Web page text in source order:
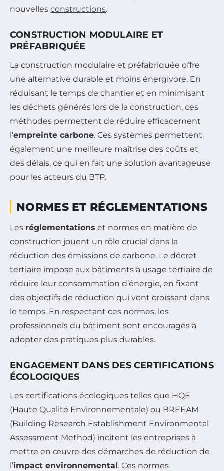
nouvelles constructions.
CONSTRUCTION MODULAIRE ET
PRÉFABRIQUÉE
La construction modulaire et préfabriquée offre
une alternative durable et moins énergivore. En
réduisant le temps de chantier et en minimisant
les déchets générés lors de la construction, ces
méthodes permettent de réduire efficacement
l’empreinte carbone. Ces systèmes permettent
également une meilleure maîtrise des coûts et
des délais, ce qui en fait une solution avantageuse
pour les acteurs du BTP.
NORMES ET RÉGLEMENTATIONS
Les réglementations et normes en matière de
construction jouent un rôle crucial dans la
réduction des émissions de carbone. Le décret
tertiaire impose aux bâtiments à usage tertiaire de
réduire leur consommation d’énergie, en fixant
des objectifs de réduction qui vont croissant dans
le temps. En respectant ces normes, les
professionnels du bâtiment sont encouragés à
adopter des pratiques plus durables.
ENGAGEMENT DANS DES CERTIFICATIONS
ÉCOLOGIQUES
Les certifications écologiques telles que HQE
(Haute Qualité Environnementale) ou BREEAM
(Building Research Establishment Environmental
Assessment Method) incitent les entreprises à
mettre en œuvre des démarches de réduction de
l’impact environnemental. Ces normes